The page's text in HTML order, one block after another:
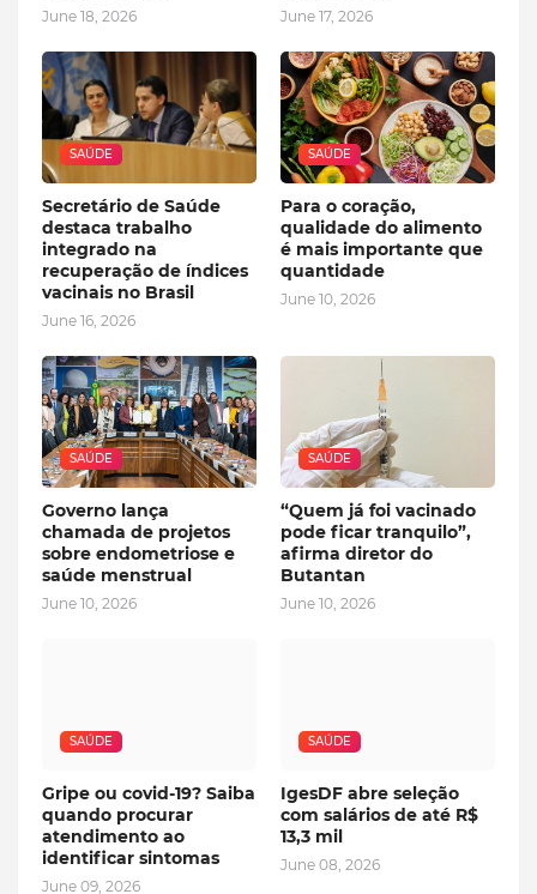
June 18, 2026 June 17, 2026
SAÚDE
Secretário de Saúde
destaca trabalho
integrado na
recuperação de índices
vacinais no Brasil
June 16, 2026
SAÚDE
Para o coração,
qualidade do alimento
é mais importante que
quantidade
June 10, 2026
SAÚDE
Governo lança
chamada de projetos
sobre endometriose e
saúde menstrual
June 10, 2026
SAÚDE
“Quem já foi vacinado
pode ficar tranquilo”,
afirma diretor do
Butantan
June 10, 2026
SAÚDE
Gripe ou covid-19? Saiba
quando procurar
atendimento ao
identificar sintomas
June 09, 2026
SAÚDE
IgesDF abre seleção
com salários de até R$
13,3 mil
June 08, 2026